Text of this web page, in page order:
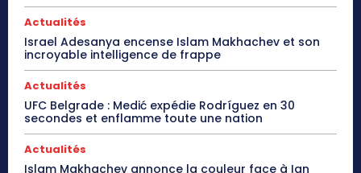
Actualités
Israel Adesanya encense Islam Makhachev et son
incroyable intelligence de frappe
Actualités
UFC Belgrade : Medić expédie Rodríguez en 30
secondes et enflamme toute une nation
Actualités
Islam Makhachev annonce la couleur face à Ian